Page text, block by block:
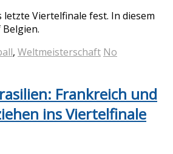
letzte Viertelfinale fest. In diesem
, Weltmeisterschaft No
Frankreich und
ins Viertelfinale